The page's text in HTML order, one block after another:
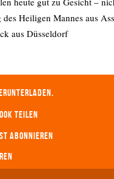
des Heiligen Mannes aus
aus Düsseldorf
teilen
abonnieren